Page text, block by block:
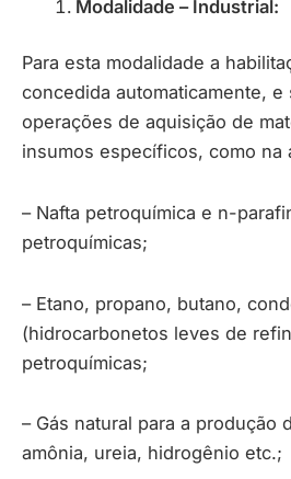
Modalidade – Industrial:
Para esta modalidade a
concedida automaticamente, e
operações de aquisição de
insumos específicos, como na
– Nafta petroquímica e n-
petroquímicas;
– Etano, propano, butano,
(hidrocarbonetos leves de
petroquímicas;
– Gás natural para a produção
amônia, ureia, hidrogênio etc.;